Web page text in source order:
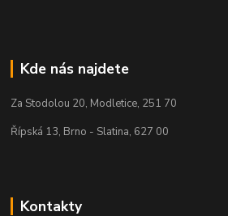
Kde nás najdete
Za Stodolou 20, Modletice, 251 70
Řípská 13, Brno - Slatina, 627 00
Kontakty